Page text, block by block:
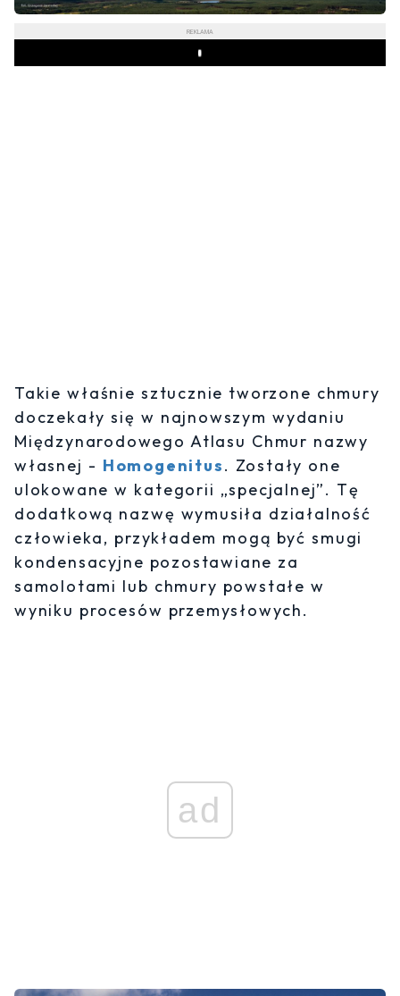
REKLAMA
Play
Takie właśnie sztucznie tworzone chmury
doczekały się w najnowszym wydaniu
Międzynarodowego Atlasu Chmur nazwy
własnej - Homogenitus. Zostały one
ulokowane w kategorii „specjalnej”. Tę
dodatkową nazwę wymusiła działalność
człowieka, przykładem mogą być smugi
kondensacyjne pozostawiane za
samolotami lub chmury powstałe w
wyniku procesów przemysłowych.
ad